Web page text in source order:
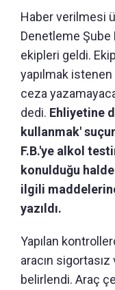
Haber verilmesi
Denetleme Şube
ekipleri geldi.
yapılmak
ceza
dedi. Ehliyetine
kullanmak'
F.B.'ye alkol
konulduğu
ilgili
yazıldı.
Yapılan
aracın
belirlendi. Araç